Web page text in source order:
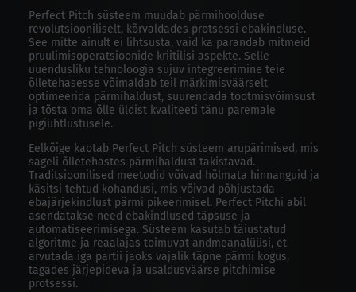
Perfect Pitch süsteem muudab pärmihoolduse
revolutsiooniliselt, kõrvaldades protsessi ebakindluse.
See mitte ainult ei lihtsusta, vaid ka parandab mitmeid
pruulimisoperatsioonide kriitilisi aspekte. Selle
uuendusliku tehnoloogia sujuv integreerimine teie
õlletehasesse võimaldab teil märkimisväärselt
optimeerida pärmihaldust, suurendada tootmisvõimsust
ja tõsta oma õlle üldist kvaliteeti tänu paremale
pigiühtlustusele.
Eelkõige kaotab Perfect Pitch süsteem arupärimised, mis
sageli õlletehastes pärmihaldust takistavad.
Traditsioonilised meetodid võivad hõlmata hinnanguid ja
käsitsi tehtud kohandusi, mis võivad põhjustada
ebajärjekindlust pärmi pikeerimisel. Perfect Pitchi abil
asendatakse need ebakindlused täpsuse ja
automatiseerimisega. Süsteem kasutab täiustatud
algoritme ja reaalajas toimuvat andmeanalüüsi, et
arvutada iga partii jaoks vajalik täpne pärmi kogus,
tagades järjepideva ja usaldusväärse pitchimise
protsessi.